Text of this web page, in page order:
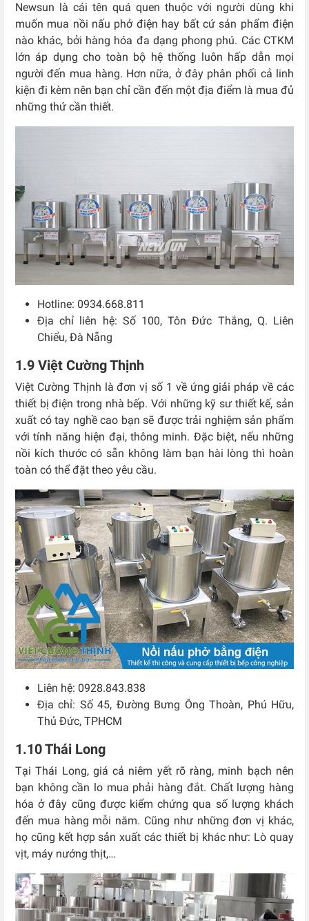
Newsun là cái tên quá quen thuộc với người dùng khi
muốn mua nồi nấu phở điện hay bất cứ sản phẩm điện
nào khác, bởi hàng hóa đa dạng phong phú. Các CTKM
lớn áp dụng cho toàn bộ hệ thống luôn hấp dẫn mọi
người đến mua hàng. Hơn nữa, ở đây phân phối cả linh
kiện đi kèm nên bạn chỉ cần đến một địa điểm là mua đủ
những thứ cần thiết.
Hotline: 0934.668.811
Địa chỉ liên hệ: Số 100, Tôn Đức Thắng, Q. Liên
Chiểu, Đà Nẵng
1.9 Việt Cường Thịnh
Việt Cường Thịnh là đơn vị số 1 về ứng giải pháp về các
thiết bị điện trong nhà bếp. Với những kỹ sư thiết kế, sản
xuất có tay nghề cao bạn sẽ được trải nghiệm sản phẩm
với tính năng hiện đại, thông minh. Đặc biệt, nếu những
nồi kích thước có sẵn không làm bạn hài lòng thì hoàn
toàn có thể đặt theo yêu cầu.
Liên hệ: 0928.843.838
Địa chỉ: Số 45, Đường Bưng Ông Thoàn, Phú Hữu,
Thủ Đức, TPHCM
1.10 Thái Long
Tại Thái Long, giá cả niêm yết rõ ràng, minh bạch nên
bạn không cần lo mua phải hàng đắt. Chất lượng hàng
hóa ở đây cũng được kiểm chứng qua số lượng khách
đến mua hàng mỗi năm. Cũng như những đơn vị khác,
họ cũng kết hợp sản xuất các thiết bị khác như: Lò quay
vịt, máy nướng thịt,…